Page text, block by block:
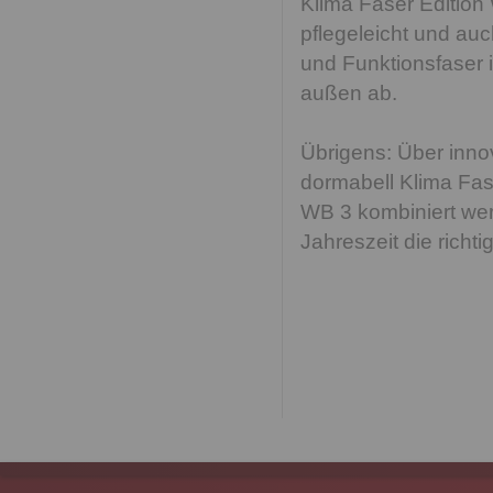
pflegeleicht und
und Funktionsfaser
außen ab.
Übrigens: Über
dormabell Klima
WB 3 kombiniert
Jahreszeit die